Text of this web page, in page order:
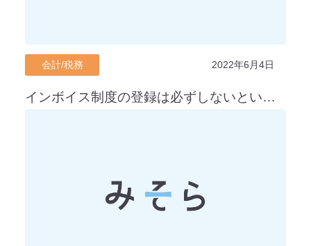
会計/税務 2022年6月4日
インボイス制度の登録は必ずしないといけない？